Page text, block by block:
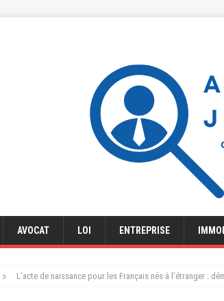
AVOCAT LOI ENTREPRISE
L’acte de naissance pour les Français nés à l’étranger :